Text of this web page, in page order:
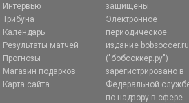
Интервью
Трибуна
Календарь
Результаты матчей
Прогнозы
Магазин подарков
Карта сайта
защищены.
Электронное
периодическое
издание bobsoccer.ru
("бобсоккер.ру")
зарегистрировано в
Федеральной
по надзору в сфере